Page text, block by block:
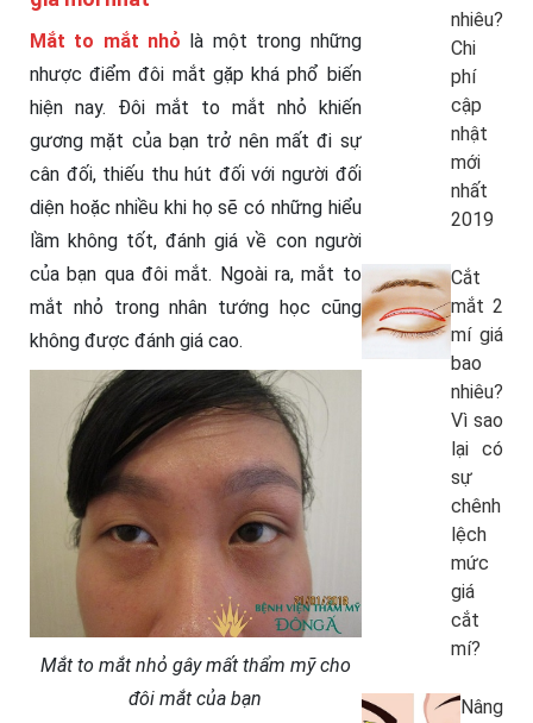
Mắt to mắt nhỏ là một trong những
nhược điểm đôi mắt gặp khá phổ biến
hiện nay. Đôi mắt to mắt nhỏ khiến
gương mặt của bạn trở nên mất đi sự
cân đối, thiếu thu hút đối với người đối
diện hoặc nhiều khi họ sẽ có những hiểu
lầm không tốt, đánh giá về con người
của bạn qua đôi mắt. Ngoài ra, mắt to
mắt nhỏ trong nhân tướng học cũng
không được đánh giá cao.
Mắt to mắt nhỏ gây mất thẩm mỹ cho
đôi mắt của bạn
nhiêu?
Chi
phí
cập
nhật
mới
nhất
2019
Cắt
mắt 2
mí giá
bao
nhiêu?
Vì sao
lại có
sự
chênh
lệch
mức
giá
cắt
mí?
Nâng